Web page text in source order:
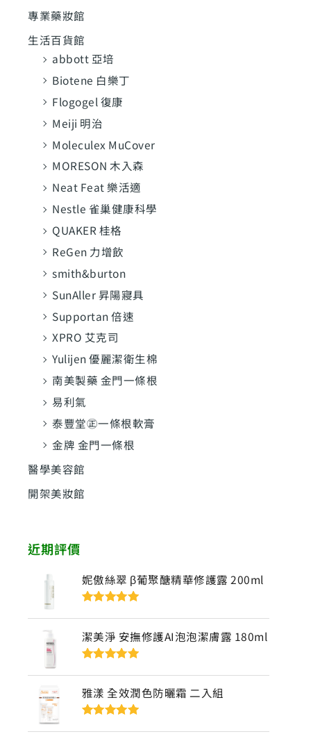
專業藥妝館
生活百貨館
abbott 亞培
Biotene 白樂丁
Flogogel 復康
Meiji 明治
Moleculex MuCover
MORESON 木入森
Neat Feat 樂活適
Nestle 雀巢健康科學
QUAKER 桂格
ReGen 力增飲
smith&burton
SunAller 昇陽寢具
Supportan 倍速
XPRO 艾克司
Yulijen 優麗潔衛生棉
南美製藥 金門一條根
易利氣
泰豐堂㊣一條根軟膏
金牌 金門一條根
醫學美容館
開架美妝館
近期評價
妮傲絲翠 β葡聚醣精華修護露 200ml
5
潔美淨 安撫修護AI泡泡潔膚露 180ml
5
雅漾 全效潤色防曬霜 二入組
5